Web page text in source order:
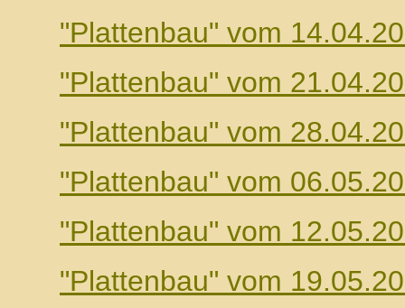
"Plattenbau" vom
"Plattenbau" vom
"Plattenbau" vom
"Plattenbau" vom
"Plattenbau" vom
"Plattenbau" vom